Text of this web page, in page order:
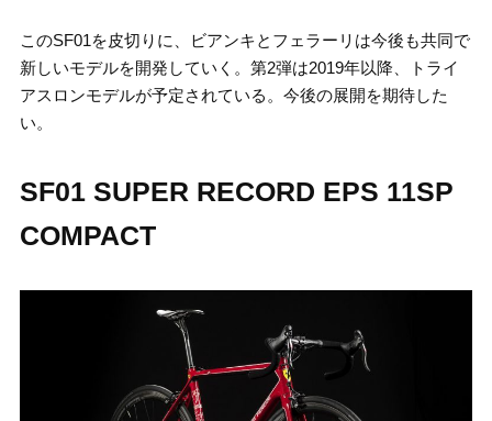
このSF01を皮切りに、ビアンキとフェラーリは今後も共同で
新しいモデルを開発していく。第2弾は2019年以降、トライ
アスロンモデルが予定されている。今後の展開を期待した
い。
SF01 SUPER RECORD EPS 11SP
COMPACT